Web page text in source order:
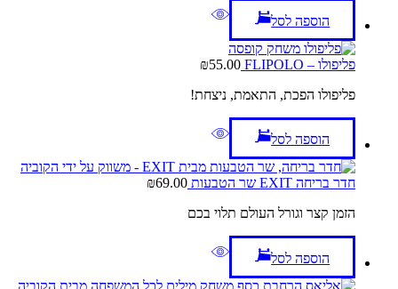
הוספה לסל
פליפולו – FLIPOLO ₪55.00
פליפולו הפכת, התאמת, ניצחת!
הוספה לסל
חדר בריחה EXIT שר הטבעות ₪69.00
הזמן קצר וגורל העולם תלוי בכם
הוספה לסל